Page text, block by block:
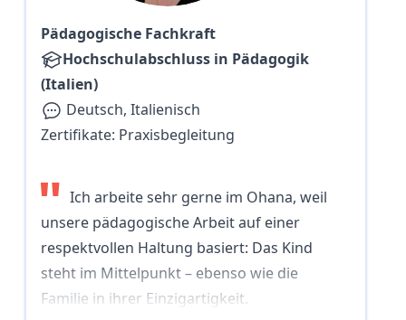
Pädagogische Fachkraft
Hochschulabschluss in Pädagogik
(Italien)
Deutsch, Italienisch
Zertifikate: Praxisbegleitung
" Ich arbeite sehr gerne im Ohana, weil
unsere pädagogische Arbeit auf einer
respektvollen Haltung basiert: Das Kind
steht im Mittelpunkt – ebenso wie die
Familie in ihrer Einzigartigkeit.